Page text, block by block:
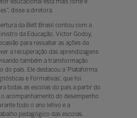
disse a diretora.
da Bett Brasil contou com a
da Educação, Victor Godoy,
para ressaltar as ações da
a recuperação das aprendizagens
também a transformação
do país. Ele destacou a ‘Plataforma
e Formativas’, que foi
todas as escolas do país a partir do
acompanhamento do desempenho
todo o ano letivo e a
pedagógico das escolas.